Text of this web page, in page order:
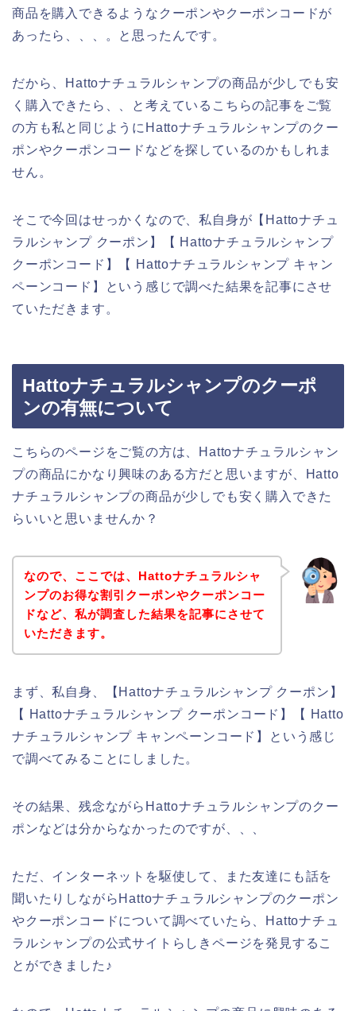
商品を購入できるようなクーポンやクーポンコードが
あったら、、、。と思ったんです。
だから、Hattoナチュラルシャンプの商品が少しでも安
く購入できたら、、と考えているこちらの記事をご覧
の方も私と同じようにHattoナチュラルシャンプのクー
ポンやクーポンコードなどを探しているのかもしれま
せん。
そこで今回はせっかくなので、私自身が【Hattoナチュ
ラルシャンプ クーポン】【 Hattoナチュラルシャンプ
クーポンコード】【 Hattoナチュラルシャンプ キャン
ペーンコード】という感じで調べた結果を記事にさせ
ていただきます。
Hattoナチュラルシャンプのクーポ
ンの有無について
こちらのページをご覧の方は、Hattoナチュラルシャン
プの商品にかなり興味のある方だと思いますが、Hatto
ナチュラルシャンプの商品が少しでも安く購入できた
らいいと思いませんか？
なので、ここでは、Hattoナチュラルシャ
ンプのお得な割引クーポンやクーポンコー
ドなど、私が調査した結果を記事にさせて
いただきます。
まず、私自身、【Hattoナチュラルシャンプ クーポン】
【 Hattoナチュラルシャンプ クーポンコード】【 Hatto
ナチュラルシャンプ キャンペーンコード】という感じ
で調べてみることにしました。
その結果、残念ながらHattoナチュラルシャンプのクー
ポンなどは分からなかったのですが、、、
ただ、インターネットを駆使して、また友達にも話を
聞いたりしながらHattoナチュラルシャンプのクーポン
やクーポンコードについて調べていたら、Hattoナチュ
ラルシャンプの公式サイトらしきページを発見するこ
とができました♪